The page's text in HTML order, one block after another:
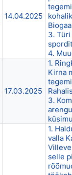
14.04.2025
3.
4.
17.03.2025
1.
Kirna
3.
1.
valla
selle